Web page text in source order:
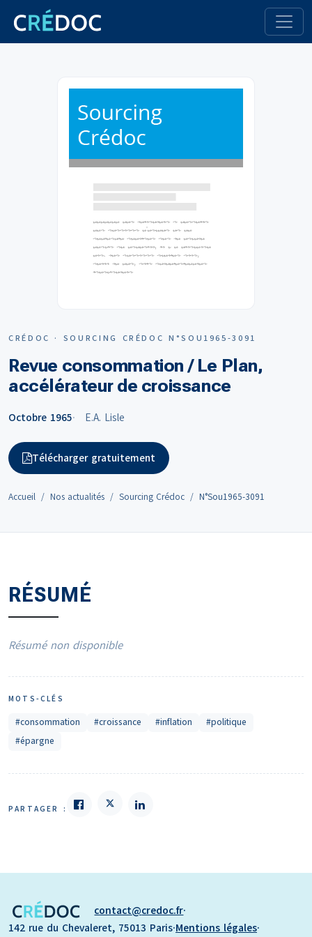
CRÉDOC · SOURCING CRÉDOC N°SOU1965-3091
Revue consommation / Le Plan,
accélérateur de croissance
Octobre 1965 E.A. Lisle
Télécharger gratuitement
Accueil Nos actualités Sourcing Crédoc N°Sou1965-3091
RÉSUMÉ
Résumé non disponible
MOTS-CLÉS
#consommation #croissance #inflation
#politique
#épargne
PARTAGER :
contact credoc.fr·
142 rue du Chevaleret, 75013 Paris·Mentions légales·